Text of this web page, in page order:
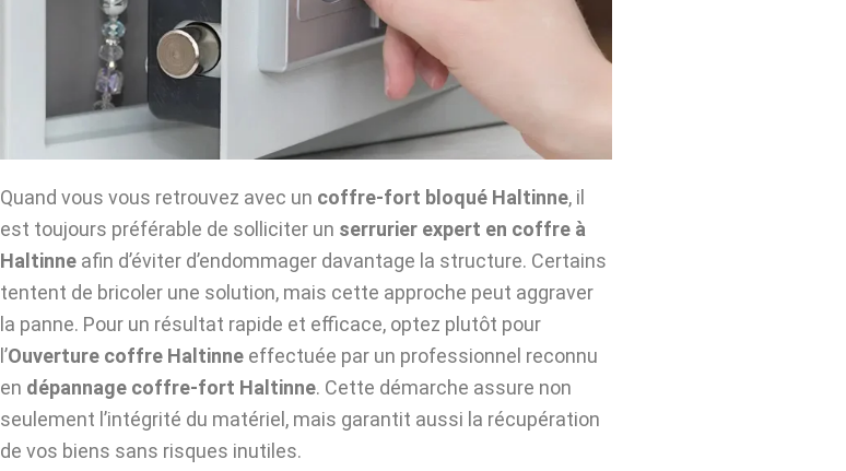
Quand vous vous retrouvez avec un coffre-fort bloqué Haltinne, il
est toujours préférable de solliciter un serrurier expert en coffre à
Haltinne afin d’éviter d’endommager davantage la structure. Certains
tentent de bricoler une solution, mais cette approche peut aggraver
la panne. Pour un résultat rapide et efficace, optez plutôt pour
l’Ouverture coffre Haltinne effectuée par un professionnel reconnu
en dépannage coffre-fort Haltinne. Cette démarche assure non
seulement l’intégrité du matériel, mais garantit aussi la récupération
de vos biens sans risques inutiles.